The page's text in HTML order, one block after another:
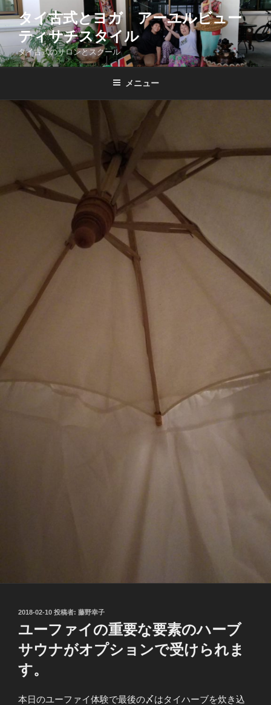
コ
ン
テ
ン
ツ
タイ古式とヨガ アーユルビュー
ティサチスタイル
タイ古式のサロンとスクール
メニュー
投
日:
2018-02-10 投稿者: 藤野幸子
ユーファイの重要な要素のハーブ
サウナがオプションで受けられま
す。
本日のユーファイ体験で最後の〆はタイハーブを炊き込